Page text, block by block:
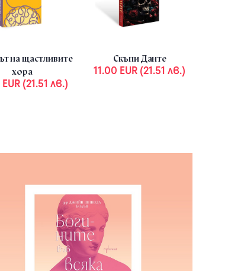
„Кралици и чудовища“
(81.09 лв.) 32.00 EUR (62.59 лв.)
на щастливите
хора
(21.51 лв.)
Скъпи Данте
11.00 EUR (21.51 лв.)